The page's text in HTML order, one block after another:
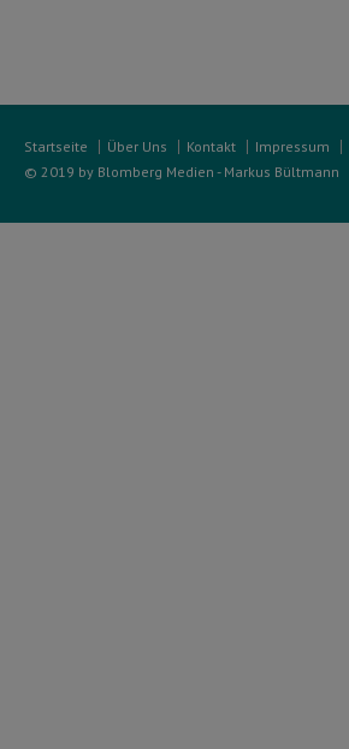
Startseite Über Uns Kontakt Impressum
© 2019 by Blomberg Medien - Markus Bültmann